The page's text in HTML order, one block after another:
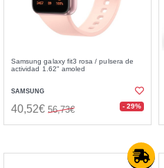
Samsung galaxy fit3 rosa / pulsera de
actividad 1.62" amoled
SAMSUNG
40,52€ 56,73€ - 29%